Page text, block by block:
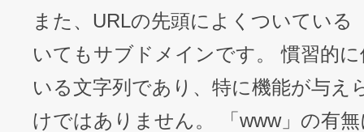
また、URLの先頭によくついている
いてもサブドメインです。 慣習的
いる文字列であり、特に機能が与え
けではありません。 「www」の有